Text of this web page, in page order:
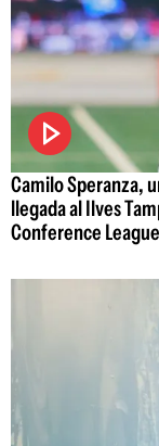
Camilo Speranza,
llegada al Ilves
Conference